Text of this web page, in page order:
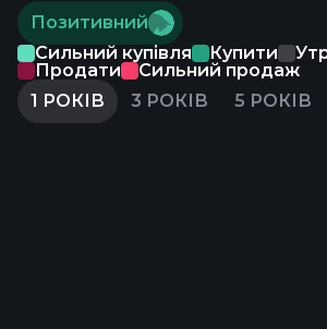
Позитивний
Сильний купівля
Купити
Продати
Сильний продаж
1 РОКІВ
3 РОКІВ 5 РОКІВ